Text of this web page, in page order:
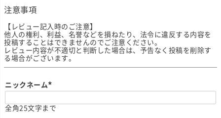
注意事項
【レビュー記入時のご注意】
他人の権利、利益、名誉などを損ねたり、法令に違反する内容を
投稿することはできませんのでご注意ください。
レビュー内容が不適切と判断した場合は、予告なく投稿を削除す
る場合がございます。
ニックネーム
必
須
全角25文字まで